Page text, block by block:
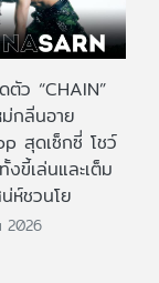
ตัว “CHAIN”
กลิ่นอาย
สุดเซ็กซี่ โชว์
ขี้เล่นและเต็ม
ห์ชวนโย
2026